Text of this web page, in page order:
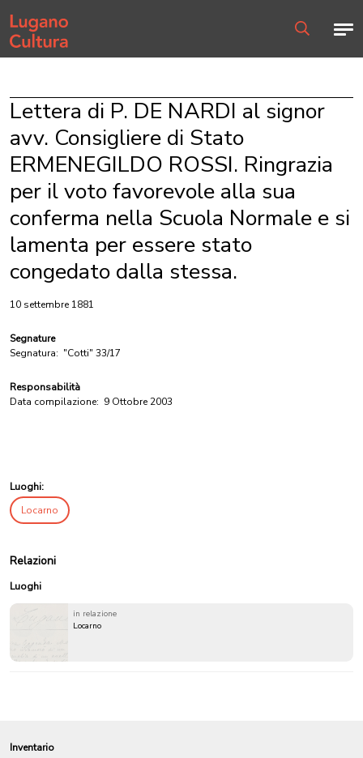
Home page
Lettera di P. DE NARDI al signor
avv. Consigliere di Stato
ERMENEGILDO ROSSI. Ringrazia
per il voto favorevole alla sua
conferma nella Scuola Normale e si
lamenta per essere stato
congedato dalla stessa.
10 settembre 1881
Segnature
Segnatura: "Cotti" 33/17
Responsabilità
Data compilazione: 9 Ottobre 2003
Luoghi:
Locarno
Relazioni
Luoghi
in relazione
Locarno
Inventario